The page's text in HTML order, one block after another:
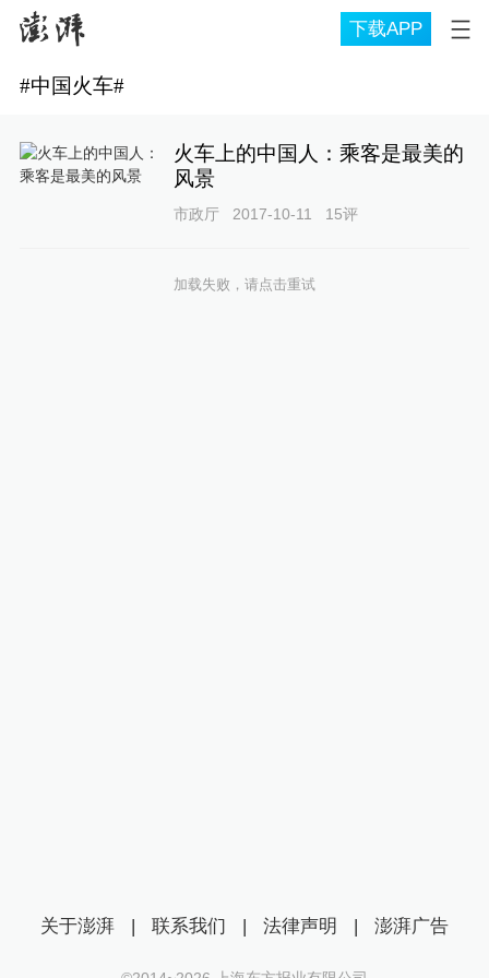
下载APP
#中国火车#
火车上的中国人：乘客是最美的
风景
市政厅 2017-10-11 15评
加载失败，请点击重试
关于澎湃 | 联系我们 | 法律声明 | 澎湃广告